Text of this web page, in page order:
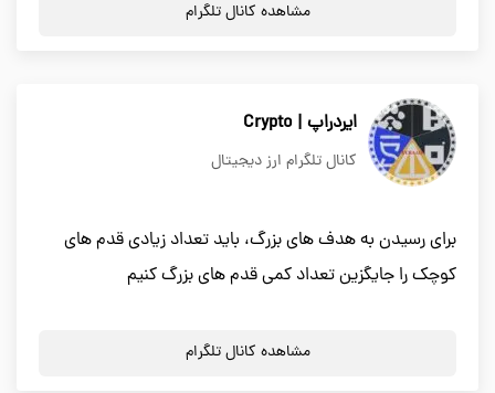
مشاهده کانال تلگرام
ایردراپ | Crypto
کانال تلگرام ارز دیجیتال
برای رسیدن به هدف های بزرگ، باید تعداد زیادی قدم های
کوچک را جایگزین تعداد کمی قدم های بزرگ کنیم
مشاهده کانال تلگرام